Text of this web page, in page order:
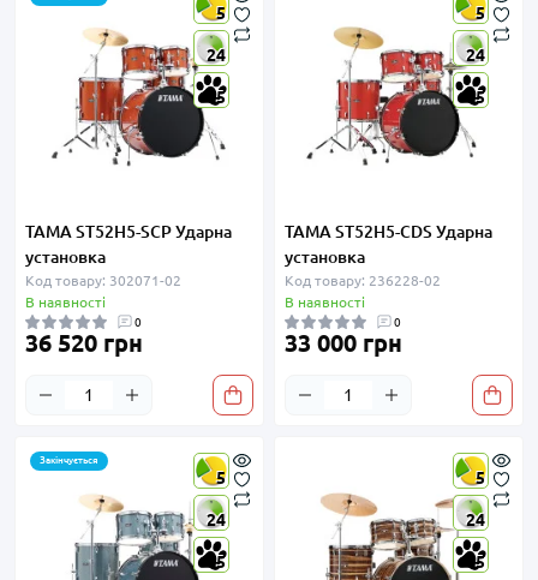
5
24
5
TAMA ST52H5-SCP Ударна
установка
Код товару: 302071-02
В наявності
0
36 520 грн
5
24
5
TAMA ST52H5-CDS Ударна
установка
Код товару: 236228-02
В наявності
0
33 000 грн
Закінчується
5
24
5
5
24
5